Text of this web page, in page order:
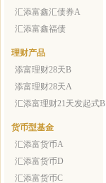
汇添富鑫汇债券A
汇添富鑫福债
理财产品
添富理财28天B
添富理财28天A
汇添富理财21天发起式B
货币型基金
汇添富货币A
汇添富货币D
汇添富货币C